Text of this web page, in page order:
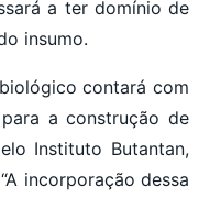
a ter domínio de
insumo.
contará com
a construção de
Instituto Butantan,
incorporação dessa